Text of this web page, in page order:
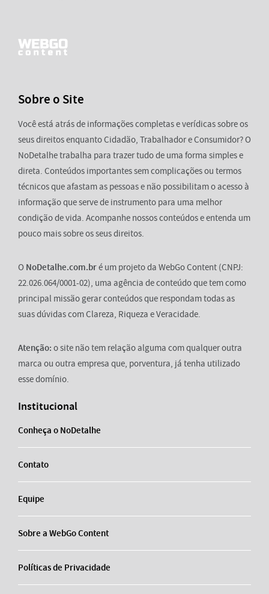
Sobre o Site
Você está atrás de informações completas e verídicas sobre os
seus direitos enquanto Cidadão, Trabalhador e Consumidor? O
NoDetalhe trabalha para trazer tudo de uma forma simples e
direta. Conteúdos importantes sem complicações ou termos
técnicos que afastam as pessoas e não possibilitam o acesso à
informação que serve de instrumento para uma melhor
condição de vida. Acompanhe nossos conteúdos e entenda um
pouco mais sobre os seus direitos.
O NoDetalhe.com.bré um projeto da WebGo Content (CNPJ:
22.026.064/0001-02), uma agência de conteúdo que tem como
principal missão gerar conteúdos que respondam todas as
suas dúvidas com Clareza, Riqueza e Veracidade.
Atenção: o site não tem relação alguma com qualquer outra
marca ou outra empresa que, porventura, já tenha utilizado
esse domínio.
Institucional
Conheça o NoDetalhe
Contato
Equipe
Sobre a WebGo Content
Políticas de Privacidade